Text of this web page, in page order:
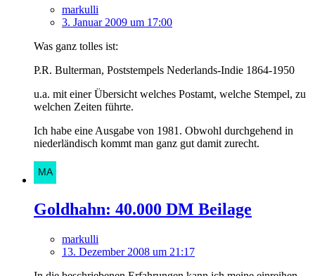
markulli
3. Januar 2009 um 17:00
Was ganz tolles ist:
P.R. Bulterman, Poststempels Nederlands-Indie 1864-1950
u.a. mit einer Übersicht welches Postamt, welche Stempel, zu
welchen Zeiten führte.
Ich habe eine Ausgabe von 1981. Obwohl durchgehend in
niederländisch kommt man ganz gut damit zurecht.
Goldhahn: 40.000 DM Beilage
markulli
13. Dezember 2008 um 21:17